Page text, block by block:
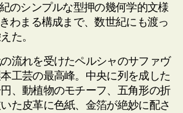
のシンプルな型押の幾何学的文様
わまる構成まで、数世紀にも渡っ
た。
流れを受けたペルシャのサファヴ
工芸の最高峰。中央に列を成した
、動植物のモチーフ、五角形の折
た皮革に色紙、金箔が絶妙に配さ